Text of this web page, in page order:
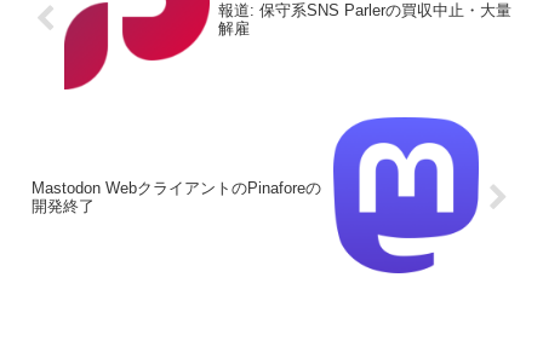
報道: 保守系SNS Parlerの買収中止・大量
解雇
Mastodon WebクライアントのPinaforeの
開発終了